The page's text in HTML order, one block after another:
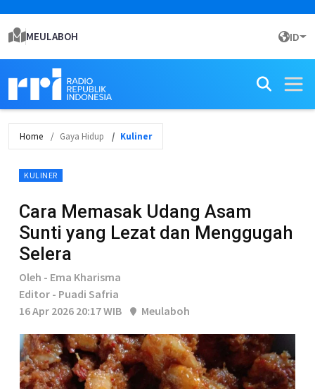
MEULABOH ID
Home Gaya Hidup Kuliner
KULINER
Cara Memasak Udang Asam
Sunti yang Lezat dan Menggugah
Selera
Oleh - Ema Kharisma
Editor - Puadi Safria
16 Apr 2026 20:17 WIB
Meulaboh